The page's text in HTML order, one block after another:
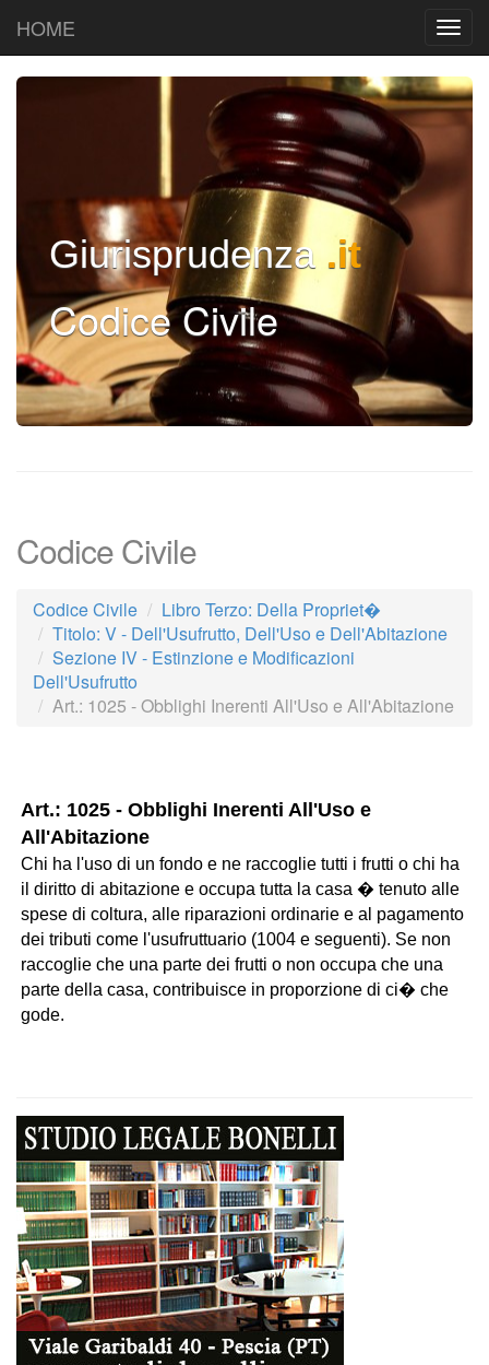
HOME
Giurisprudenza .it
Codice Civile
Codice Civile
Codice Civile
Libro Terzo: Della Propriet�
Titolo: V - Dell'Usufrutto, Dell'Uso e Dell'Abitazione
Sezione IV - Estinzione e Modificazioni
Dell'Usufrutto
Art.: 1025 - Obblighi Inerenti All'Uso e All'Abitazione
Art.: 1025 - Obblighi Inerenti All'Uso e
All'Abitazione
Chi ha l'uso di un fondo e ne raccoglie tutti i frutti o chi ha
il diritto di abitazione e occupa tutta la casa � tenuto alle
spese di coltura, alle riparazioni ordinarie e al pagamento
dei tributi come l'usufruttuario (1004 e seguenti). Se non
raccoglie che una parte dei frutti o non occupa che una
parte della casa, contribuisce in proporzione di ci� che
gode.